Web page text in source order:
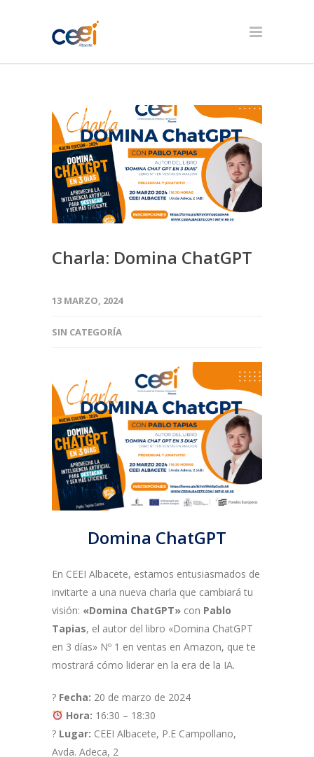
Charla: Domina ChatGPT
13 MARZO, 2024
SIN CATEGORÍA
Domina ChatGPT
En CEEI Albacete, estamos entusiasmados de
invitarte a una nueva charla que cambiará tu
visión: «Domina ChatGPT» con Pablo
Tapias, el autor del libro «Domina ChatGPT
en 3 días» Nº 1 en ventas en Amazon, que te
mostrará cómo liderar en la era de la IA.
? Fecha: 20 de marzo de 2024
Hora: 16:30 – 18:30
? Lugar: CEEI Albacete, P.E Campollano,
Avda. Adeca, 2